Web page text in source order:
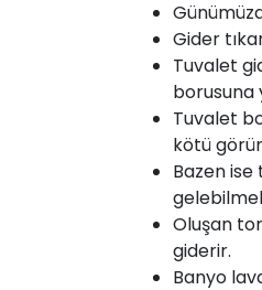
Gider
Tuvalet
borusuna
Tuvalet
kötü
Bazen ise
Oluşan
giderir.
Banyo